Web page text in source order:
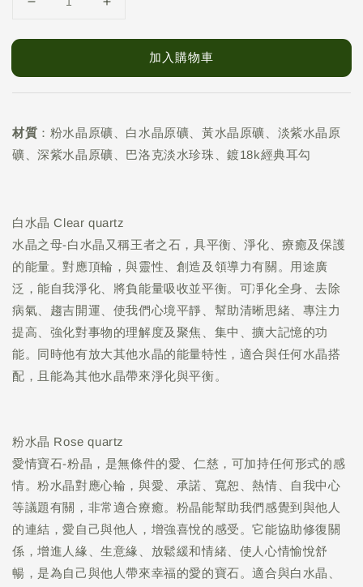
加入購物車
材質 ：粉水晶原礦、白水晶原礦、黃水晶原礦、淡紫水晶原
礦、深紫水晶原礦、巴洛克淡水珍珠、鍍18k經典耳勾
白水晶 Clear quartz
水晶之母-白水晶又稱王者之石，具平衡、淨化、療癒及保護
的能量。對應頂輪，與靈性、創造及領導力有關。用途廣
泛，能自我淨化、將負能量吸收並平衡。可凈化全身、去除
病氣、趨吉開運、使我們心境平靜、幫助清晰思緒、專注力
提高、強化對事物的理解度及聚焦、集中、擴大記憶的功
能。同時他有放大其他水晶的能量特性，適合與任何水晶搭
配，且能為其他水晶帶來淨化與平衡。
粉水晶 Rose quartz
愛情寶石-粉晶，是無條件的愛、仁慈，可加持任何形式的感
情。粉水晶對應心輪，與愛、承諾、寬恕、熱情、自我中心
等議題有關，非常適合療癒。粉晶能幫助我們感覺到與他人
的連結，愛自己與他人，增強喜悅的感受。它能協助修復關
係，增進人緣、生意緣、放鬆緩和情緒、使人心情愉悅舒
暢，是為自己與他人帶來幸福的愛的寶石。適合與白水晶、